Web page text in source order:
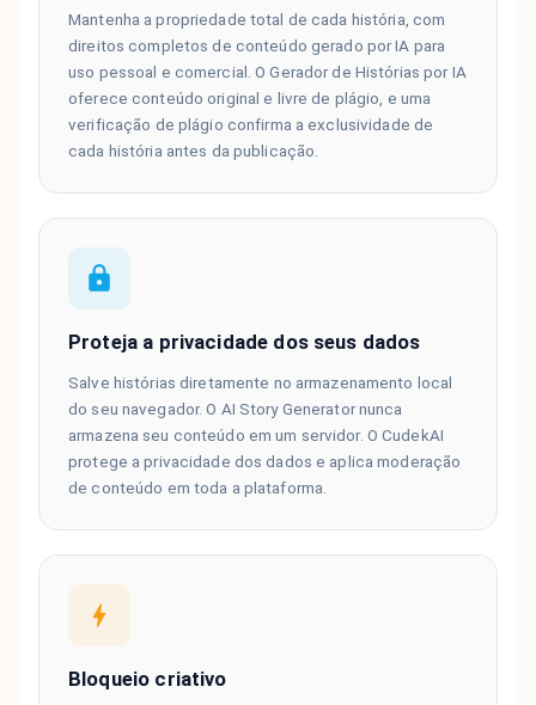
Mantenha a propriedade total de cada história, com
direitos completos de conteúdo gerado por IA para
uso pessoal e comercial. O Gerador de Histórias por IA
oferece conteúdo original e livre de plágio, e uma
verificação de plágio confirma a exclusividade de
cada história antes da publicação.
Proteja a privacidade dos seus dados
Salve histórias diretamente no armazenamento local
do seu navegador. O AI Story Generator nunca
armazena seu conteúdo em um servidor. O CudekAI
protege a privacidade dos dados e aplica moderação
de conteúdo em toda a plataforma.
Bloqueio criativo